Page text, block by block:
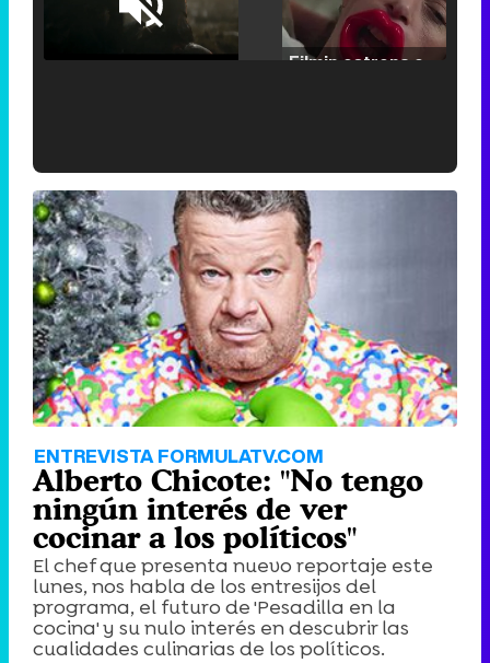
Unmute /
'120 Minutos' celebra sus 2.000 programas en Telemadrid con un vídeo del día a día en la redacción
Tráiler de la tercera temporada de 'The Walking Dead: Dead City' de AMC+
ENTREVISTA FORMULATV.COM
Alberto Chicote: "No tengo
ningún interés de ver
cocinar a los políticos"
El chef que presenta nuevo reportaje este
lunes, nos habla de los entresijos del
programa, el futuro de 'Pesadilla en la
cocina' y su nulo interés en descubrir las
cualidades culinarias de los políticos.